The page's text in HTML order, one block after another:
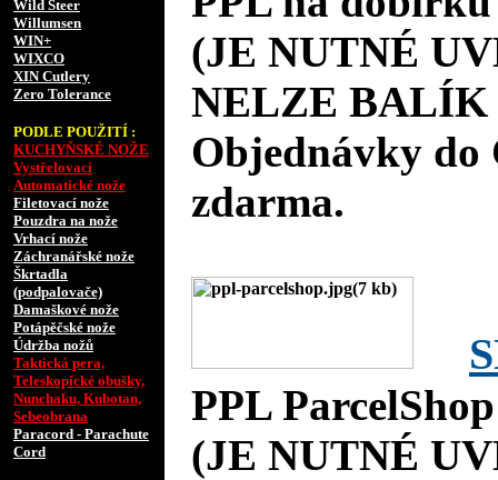
Wild Steer
Willumsen
WIN+
WIXCO
XIN Cutlery
Zero Tolerance
PODLE POUŽITÍ :
KUCHYŇSKÉ NOŽE
Vystřelovací
Automatické nože
Filetovací nože
Pouzdra na nože
Vrhací nože
Záchranářské nože
Škrtadla
(podpalovače)
Damaškové nože
Potápěčské nože
Údržba nožů
Taktická pera,
Teleskopické obušky,
Nunchaku, Kubotan,
Sebeobrana
Paracord - Parachute
Cord
(JE NUTNÉ
NELZE BALÍK
Objednávky do
zdarma.
PPL
(JE NUTNÉ